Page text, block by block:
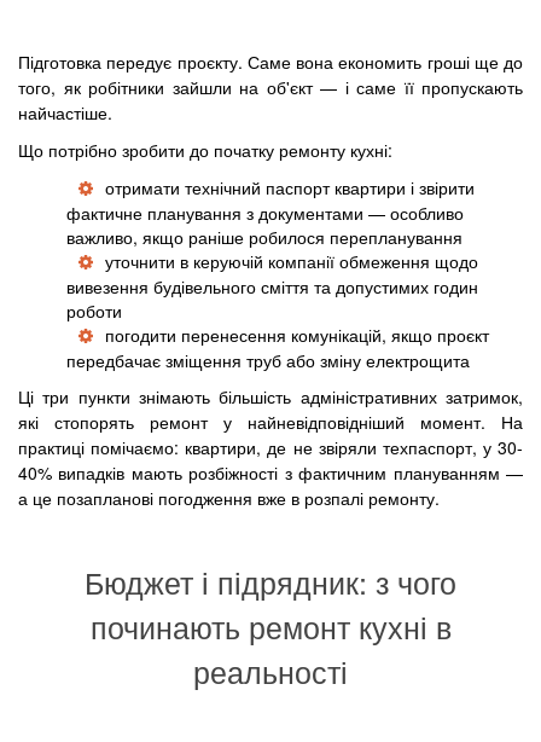
Підготовка передує проєкту. Саме вона економить гроші ще до
того, як робітники зайшли на об'єкт — і саме її пропускають
найчастіше.
Що потрібно зробити до початку ремонту кухні:
отримати технічний паспорт квартири і звірити
фактичне планування з документами — особливо
важливо, якщо раніше робилося перепланування
уточнити в керуючій компанії обмеження щодо
вивезення будівельного сміття та допустимих годин
роботи
погодити перенесення комунікацій, якщо проєкт
передбачає зміщення труб або зміну електрощита
Ці три пункти знімають більшість адміністративних затримок,
які стопорять ремонт у найневідповідніший момент. На
практиці помічаємо: квартири, де не звіряли техпаспорт, у 30-
40% випадків мають розбіжності з фактичним плануванням —
а це позапланові погодження вже в розпалі ремонту.
Бюджет і підрядник: з чого
починають ремонт кухні в
реальності